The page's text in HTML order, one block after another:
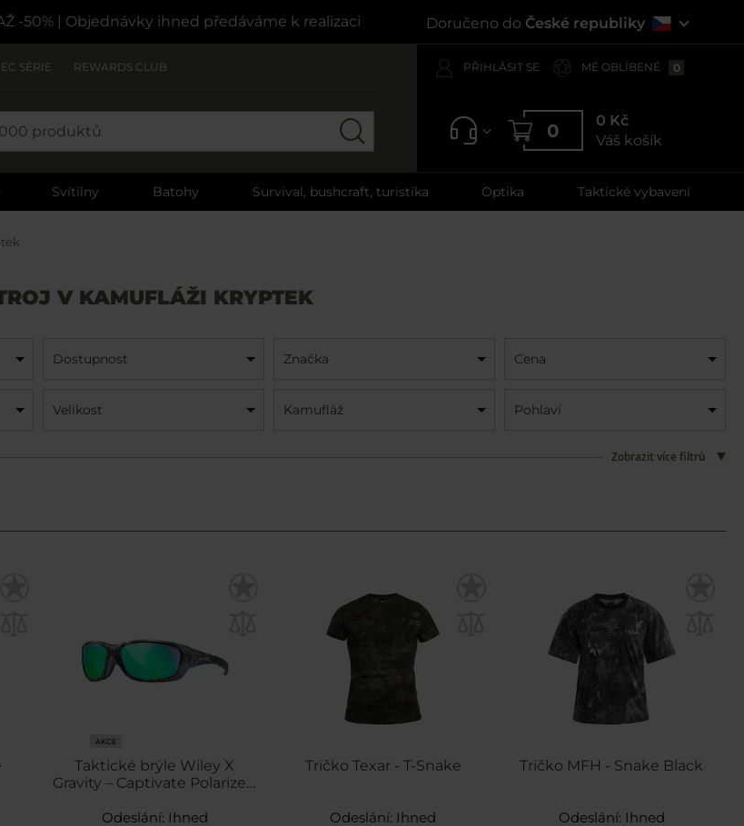
-50%| Objednávky ihned předáváme k realizaci Doručeno do České republiky
SÉRIE REWARDS CLUB PŘIHLÁSIT SE MÉ OBLÍBENÉ 0
0
0 Kč
Váš košík
Svítilny Batohy Survival, bushcraft, turistika Optika Taktické vybavení
V KAMUFLÁŽI KRYPTEK
Dostupnost Značka Cena
Velikost Kamufláž Pohlaví
Zobrazit více filtrů
AKCE
Taktické brýle Wiley X
Gravity – Captivate Polarized
Neptune
Odeslání: Ihned
Tričko Texar - T-Snake
Odeslání: Ihned
Tričko MFH - Snake Black
Odeslání: Ihned